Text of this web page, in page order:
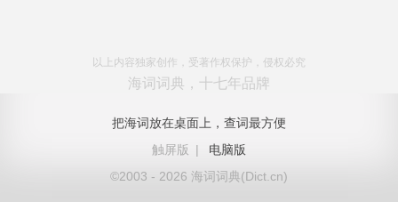
以上内容独家创作，受著作权保护，侵权必究
海词词典，十七年品牌
把海词放在桌面上，查词最方便
触屏版
|
电脑版
©2003 - 2026 海词词典(Dict.cn)